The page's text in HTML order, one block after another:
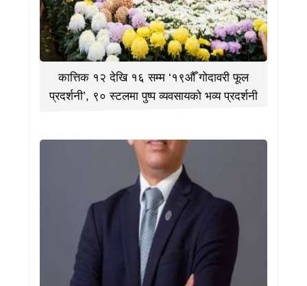
कात्तिक १२ देखि १६ सम्म ‘१९औँ गोदावरी फूल
प्रदर्शनी’, ९० स्टलमा पुष्प व्यवसायको भव्य प्रदर्शनी